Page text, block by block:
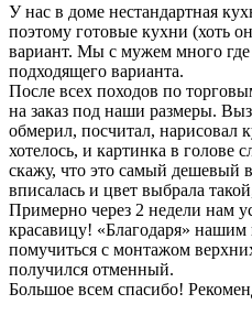
У нас в доме нестандартная
поэтому готовые кухни (хоть
вариант. Мы с мужем много
подходящего варианта.
После всех походов по
на заказ под наши размеры.
обмерил, посчитал, нарисовал
хотелось, и картинка в голове
скажу, что это самый дешевый
вписалась и цвет выбрала
Примерно через 2 недели нам
красавицу! «Благодаря»
помучиться с монтажом
получился отменный.
Большое всем спасибо!